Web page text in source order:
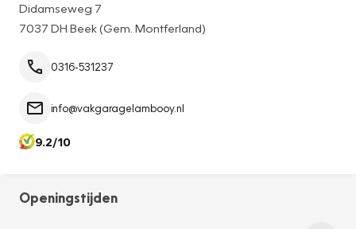
Didamseweg 7
7037 DH Beek (Gem. Montferland)
0316-531237
info@vakgaragelambooy.nl
9.2/10
Openingstijden